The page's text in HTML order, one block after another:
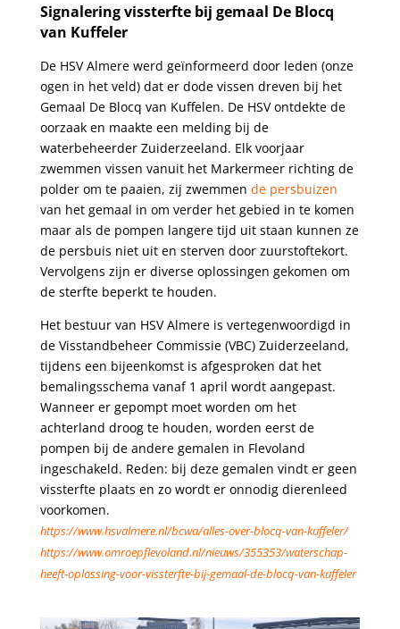
Signalering vissterfte bij gemaal De Blocq
van Kuffeler
De HSV Almere werd geïnformeerd door leden (onze
ogen in het veld) dat er dode vissen dreven bij het
Gemaal De Blocq van Kuffelen. De HSV ontdekte de
oorzaak en maakte een melding bij de
waterbeheerder Zuiderzeeland. Elk voorjaar
zwemmen vissen vanuit het Markermeer richting de
polder om te paaien, zij zwemmen de persbuizen
van het gemaal in om verder het gebied in te komen
maar als de pompen langere tijd uit staan kunnen ze
de persbuis niet uit en sterven door zuurstoftekort.
Vervolgens zijn er diverse oplossingen gekomen om
de sterfte beperkt te houden.
Het bestuur van HSV Almere is vertegenwoordigd in
de Visstandbeheer Commissie (VBC) Zuiderzeeland,
tijdens een bijeenkomst is afgesproken dat het
bemalingsschema vanaf 1 april wordt aangepast.
Wanneer er gepompt moet worden om het
achterland droog te houden, worden eerst de
pompen bij de andere gemalen in Flevoland
ingeschakeld. Reden: bij deze gemalen vindt er geen
vissterfte plaats en zo wordt er onnodig dierenleed
voorkomen.
https://www.hsvalmere.nl/bcwa/alles-over-blocq-van-kuffeler/
https://www.omroepflevoland.nl/nieuws/355353/waterschap-
heeft-oplossing-voor-vissterfte-bij-gemaal-de-blocq-van-kuffeler